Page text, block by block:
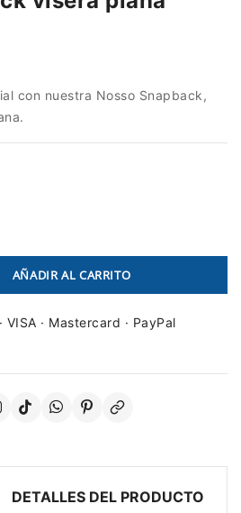
con nuestra Nosso Snapback,
AÑADIR AL CARRITO
VISA · Mastercard · PayPal
DETALLES DEL PRODUCTO